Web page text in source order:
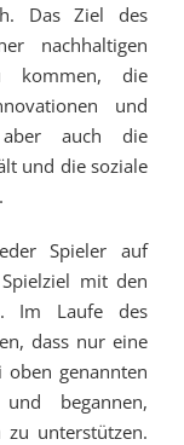
Das Ziel des
nachhaltigen
kommen, die
und
aber auch die
und die soziale
Spieler auf
mit den
Im Laufe des
dass nur eine
genannten
begannen,
unterstützen.